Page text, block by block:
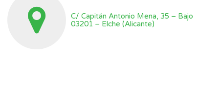
C/ Capitán Antonio Mena, 35 – Bajo
03201 – Elche (Alicante)